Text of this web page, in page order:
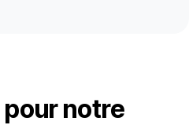
pour notre